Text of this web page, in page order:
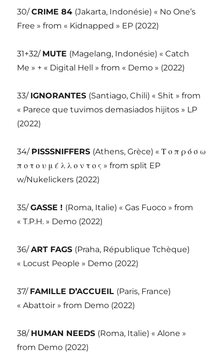
30/CRIME 84 (Jakarta, Indonésie) « No One’s
Free » from « Kidnapped » EP (2022)
31+32/ MUTE (Magelang, Indonésie) « Catch
Me » + « Digital Hell » from « Demo » (2022)
33/ IGNORANTES (Santiago, Chili) « Shit » from
« Parece que tuvimos demasiados hijitos » LP
(2022)
34/ PISSSNIFFERS (Athens, Grèce) « Τ ο π ρ ό σ ω
π ο τ ο υ μ έ λ λ ο ν τ ο ς » from split EP
w/Nukelickers (2022)
35/GASSE ! (Roma, Italie) « Gas Fuoco » from
« T.P.H. » Demo (2022)
36/ART FAGS (Praha, République Tchèque)
« Locust People » Demo (2022)
37/ FAMILLE D’ACCUEIL (Paris, France)
« Abattoir » from Demo (2022)
38/ HUMAN NEEDS (Roma, Italie) « Alone »
from Demo (2022)